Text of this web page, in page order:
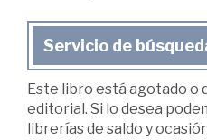
Servicio de
Este libro está agotado o
editorial. Si lo desea
librerías de saldo y